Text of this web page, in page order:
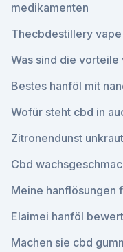
medikamenten
Thecbdestillery
Was sind die vorteile
Bestes hanföl mit
Wofür steht cbd in
Zitronendunst
Cbd
Meine hanflösungen
Elaimei hanföl
Machen sie cbd